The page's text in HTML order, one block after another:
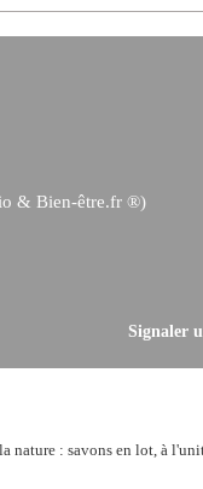
& Bien-être.fr ®)
Signaler
nature : savons en lot, à